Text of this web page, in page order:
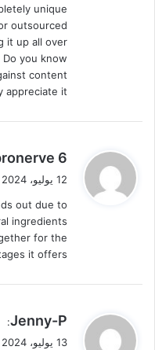
unique
outsourced
it up all over
you know
content
appreciate it.
ي
ق
ل
6
12 يوليو، 2024 الساعة 7:39 م
out due to
ingredients
for the
it offers.
ي
ق
Jenny-P
:
13 يوليو، 2024 الساعة 5:43 ص